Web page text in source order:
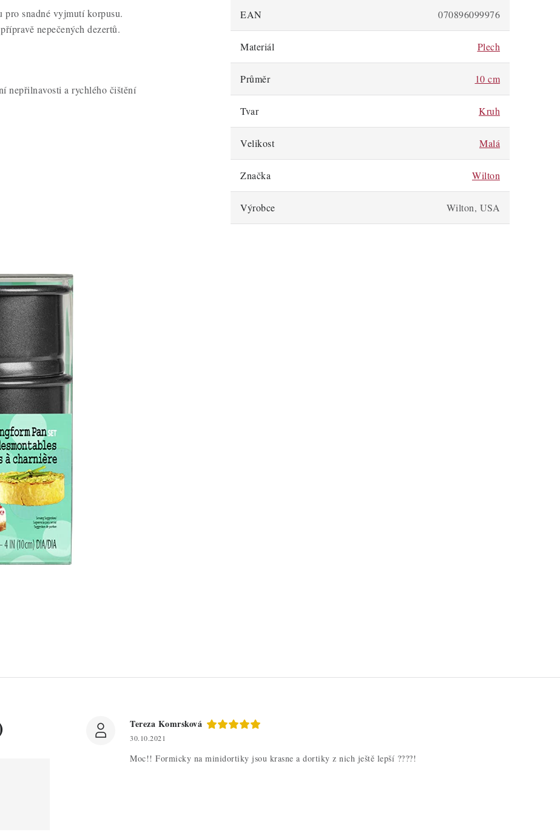
snadné vyjmutí korpusu.
nepečených dezertů.
nepřilnavosti a rychlého čištění
EAN 070896099976
Materiál Plech
Průměr 10 cm
Tvar Kruh
Velikost Malá
Značka Wilton
Výrobce Wilton, USA
Tereza Komrsková
30.10.2021
Moc!! Formicky na minidortiky jsou krasne a dortiky z nich ještě lepší ????!